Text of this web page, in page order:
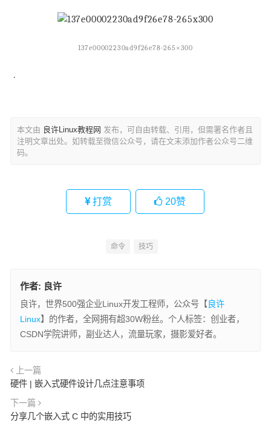
137e00002230ad9f26e78-265×300
.
本文由 良许Linux教程网 发布，可自由转载、引用，但需署名作者且
注明文章出处。如转载至微信公众号，请在文末添加作者公众号二维
码。
打赏 20赞
命令 技巧
作者: 良许
良许，世界500强企业Linux开发工程师，公众号【良许
Linux】的作者，全网拥有超30W粉丝。个人标签：创业者，
CSDN学院讲师，副业达人，流量玩家，摄影爱好者。
上一篇
硬件 | 嵌入式硬件设计几点注意事项
下一篇
分享几个嵌入式 C 中的实用技巧